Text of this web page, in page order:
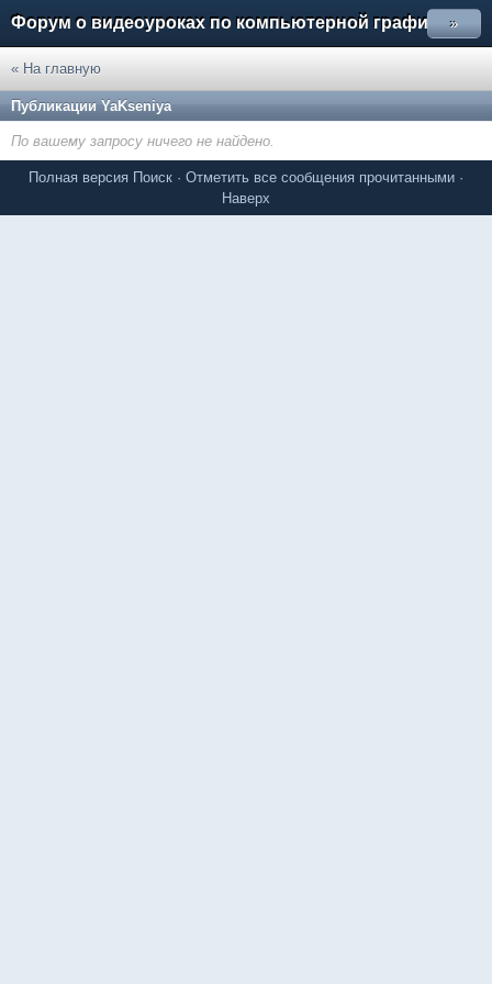
Форум о видеоуроках по компьютерной графике »
« На главную
Публикации YaKseniya
По вашему запросу ничего не найдено.
Полная версия Поиск · Отметить все сообщения прочитанными ·
Наверх